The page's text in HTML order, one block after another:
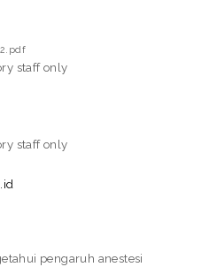
2.pdf
staff only
staff only
pengaruh anestesi